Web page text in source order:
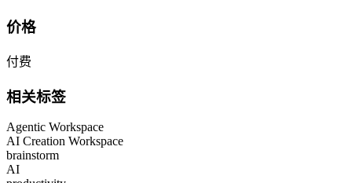
价格
付费
相关标签
Agentic Workspace
AI Creation Workspace
brainstorm
AI